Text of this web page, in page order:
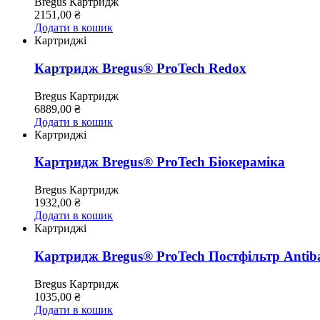
2151,00 ₴
Додати в кошик
Картриджі
Картридж Bregus® ProTech Redox
Bregus Картридж
6889,00 ₴
Додати в кошик
Картриджі
Картридж Bregus® ProTech Біокераміка
Bregus Картридж
1932,00 ₴
Додати в кошик
Картриджі
Картридж Bregus® ProTech Постфільтр
Bregus Картридж
1035,00 ₴
Додати в кошик